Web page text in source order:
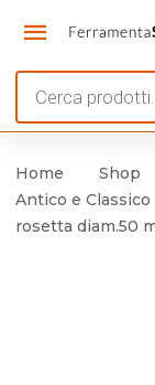
search
Home Shop
Antico e Classico
rosetta diam.50